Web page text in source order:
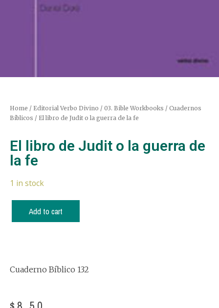
Home / Editorial Verbo Divino / 03. Bible Workbooks / Cuadernos
Bíblicos / El libro de Judit o la guerra de la fe
El libro de Judit o la guerra de
la fe
1 in stock
Add to cart
Cuaderno Bíblico 132